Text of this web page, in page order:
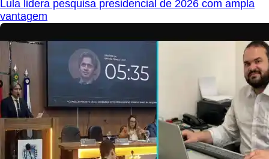
Lula lidera pesquisa presidencial de 2026 com ampla
vantagem